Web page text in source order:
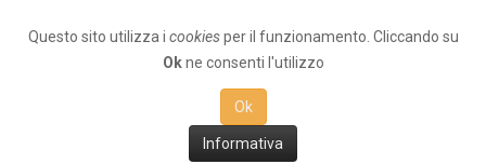
Questo sito utilizza i cookiesper il funzionamento. Cliccando su
Okne consenti l'utilizzo
Ok
Informativa